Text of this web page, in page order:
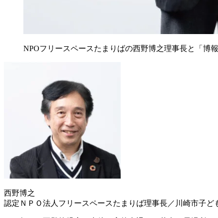
NPOフリースペースたまりばの西野博之理事長と「博
西野博之
認定ＮＰＯ法人フリースペースたまりば理事長／川崎市子ど